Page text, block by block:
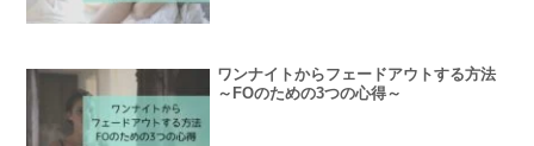
ワンナイトからフェードアウトする方法
～FOのための3つの心得～